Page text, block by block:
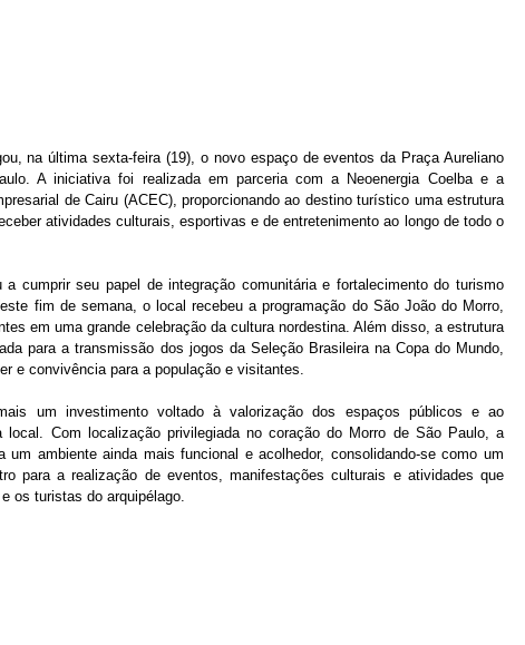
na última sexta-feira (19), o novo espaço de eventos da Praça Aureliano
A iniciativa foi realizada em parceria com a Neoenergia Coelba e a
de Cairu (ACEC), proporcionando ao destino turístico uma estrutura
atividades culturais, esportivas e de entretenimento ao longo de todo o
a cumprir seu papel de integração comunitária e fortalecimento do turismo
fim de semana, o local recebeu a programação do São João do Morro,
em uma grande celebração da cultura nordestina. Além disso, a estrutura
para a transmissão dos jogos da Seleção Brasileira na Copa do Mundo,
e convivência para a população e visitantes.
um investimento voltado à valorização dos espaços públicos e ao
local. Com localização privilegiada no coração do Morro de São Paulo, a
um ambiente ainda mais funcional e acolhedor, consolidando-se como um
para a realização de eventos, manifestações culturais e atividades que
os turistas do arquipélago.